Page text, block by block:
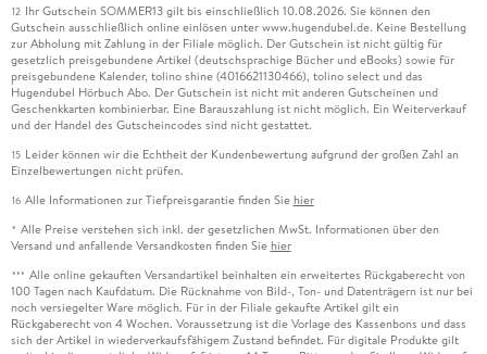
12 Ihr Gutschein SOMMER13 gilt bis einschließlich 10.08.2026. Sie können den
Gutschein ausschließlich online einlösen unter www.hugendubel.de. Keine Bestellung
zur Abholung mit Zahlung in der Filiale möglich. Der Gutschein ist nicht gültig für
gesetzlich preisgebundene Artikel (deutschsprachige Bücher und eBooks) sowie für
preisgebundene Kalender, tolino shine (4016621130466), tolino select und das
Hugendubel Hörbuch Abo. Der Gutschein ist nicht mit anderen Gutscheinen und
Geschenkkarten kombinierbar. Eine Barauszahlung ist nicht möglich. Ein Weiterverkauf
und der Handel des Gutscheincodes sind nicht gestattet.
15 Leider können wir die Echtheit der Kundenbewertung aufgrund der großen Zahl an
Einzelbewertungen nicht prüfen.
16 Alle Informationen zur Tiefpreisgarantie finden Sie hier
* Alle Preise verstehen sich inkl. der gesetzlichen MwSt. Informationen über den
Versand und anfallende Versandkosten finden Sie hier
*** Alle online gekauften Versandartikel beinhalten ein erweitertes Rückgaberecht von
100 Tagen nach Kaufdatum. Die Rücknahme von Bild-, Ton- und Datenträgern ist nur bei
noch versiegelter Ware möglich. Für in der Filiale gekaufte Artikel gilt ein
Rückgaberecht von 4 Wochen. Voraussetzung ist die Vorlage des Kassenbons und dass
sich der Artikel in wiederverkaufsfähigem Zustand befindet. Für digitale Produkte gilt